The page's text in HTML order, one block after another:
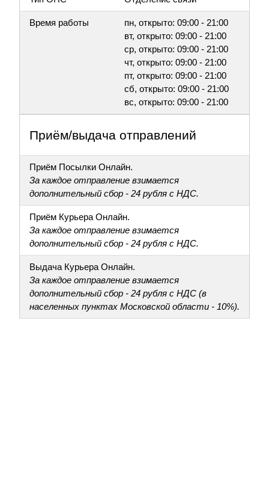
Время работы
пн, открыто: 09:00 - 21:00
вт, открыто: 09:00 - 21:00
ср, открыто: 09:00 - 21:00
чт, открыто: 09:00 - 21:00
пт, открыто: 09:00 - 21:00
сб, открыто: 09:00 - 21:00
вс, открыто: 09:00 - 21:00
Приём/выдача отправлений
Приём Посылки Онлайн.
За каждое отправление взимается
дополнительный сбор - 24 рубля с НДС.
Приём Курьера Онлайн.
За каждое отправление взимается
дополнительный сбор - 24 рубля с НДС.
Выдача Курьера Онлайн.
За каждое отправление взимается
дополнительный сбор - 24 рубля с НДС (в
населенных пунктах Московской области - 10%).